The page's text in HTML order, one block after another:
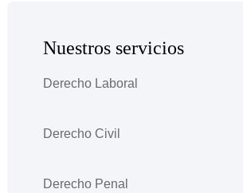
Nuestros servicios
Derecho Laboral
Derecho Civil
Derecho Penal